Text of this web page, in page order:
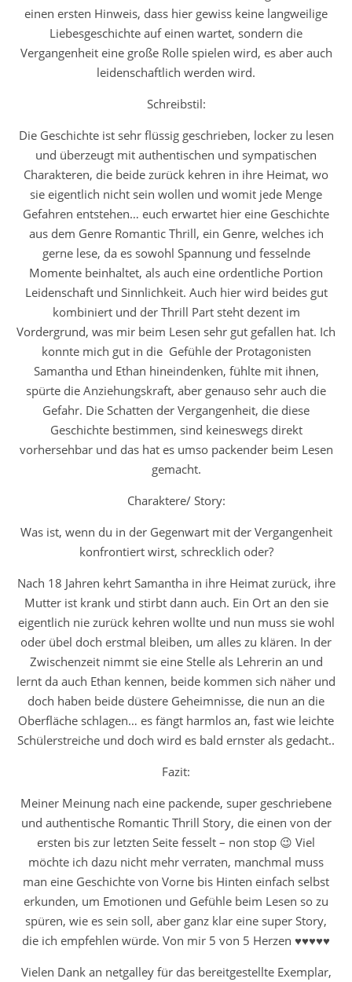
einen ersten Hinweis, dass hier gewiss keine langweilige
Liebesgeschichte auf einen wartet, sondern die
Vergangenheit eine große Rolle spielen wird, es aber auch
leidenschaftlich werden wird.
Schreibstil:
Die Geschichte ist sehr flüssig geschrieben, locker zu lesen
und überzeugt mit authentischen und sympatischen
Charakteren, die beide zurück kehren in ihre Heimat, wo
sie eigentlich nicht sein wollen und womit jede Menge
Gefahren entstehen… euch erwartet hier eine Geschichte
aus dem Genre Romantic Thrill, ein Genre, welches ich
gerne lese, da es sowohl Spannung und fesselnde
Momente beinhaltet, als auch eine ordentliche Portion
Leidenschaft und Sinnlichkeit. Auch hier wird beides gut
kombiniert und der Thrill Part steht dezent im
Vordergrund, was mir beim Lesen sehr gut gefallen hat. Ich
konnte mich gut in die Gefühle der Protagonisten
Samantha und Ethan hineindenken, fühlte mit ihnen,
spürte die Anziehungskraft, aber genauso sehr auch die
Gefahr. Die Schatten der Vergangenheit, die diese
Geschichte bestimmen, sind keineswegs direkt
vorhersehbar und das hat es umso packender beim Lesen
gemacht.
Charaktere/ Story:
Was ist, wenn du in der Gegenwart mit der Vergangenheit
konfrontiert wirst, schrecklich oder?
Nach 18 Jahren kehrt Samantha in ihre Heimat zurück, ihre
Mutter ist krank und stirbt dann auch. Ein Ort an den sie
eigentlich nie zurück kehren wollte und nun muss sie wohl
oder übel doch erstmal bleiben, um alles zu klären. In der
Zwischenzeit nimmt sie eine Stelle als Lehrerin an und
lernt da auch Ethan kennen, beide kommen sich näher und
doch haben beide düstere Geheimnisse, die nun an die
Oberfläche schlagen… es fängt harmlos an, fast wie leichte
Schülerstreiche und doch wird es bald ernster als gedacht..
Fazit:
Meiner Meinung nach eine packende, super geschriebene
und authentische Romantic Thrill Story, die einen von der
ersten bis zur letzten Seite fesselt – non stop 😉 Viel
möchte ich dazu nicht mehr verraten, manchmal muss
man eine Geschichte von Vorne bis Hinten einfach selbst
erkunden, um Emotionen und Gefühle beim Lesen so zu
spüren, wie es sein soll, aber ganz klar eine super Story,
die ich empfehlen würde. Von mir 5 von 5 Herzen ♥♥♥♥♥
Vielen Dank an netgalley für das bereitgestellte Exemplar,